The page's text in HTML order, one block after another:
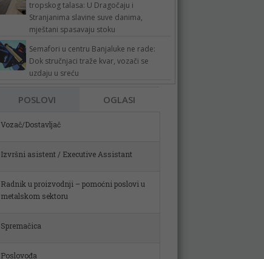
tropskog talasa: U Dragočaju i
Stranjanima slavine suve danima,
mještani spasavaju stoku
Semafori u centru Banjaluke ne rade:
Dok stručnjaci traže kvar, vozači se
uzdaju u sreću
POSLOVI OGLASI
Izvršni asistent / Executive Assistant
Radnik u proizvodnji – pomoćni poslovi u
Spremačica
Poslovođa
Skladištar (m)